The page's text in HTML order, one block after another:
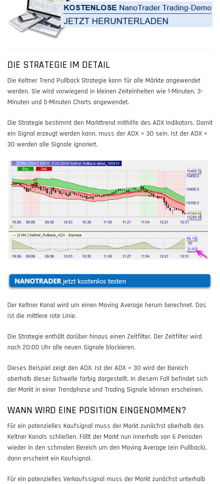
DIE STRATEGIE IM DETAIL
Die Keltner Trend Pullback Strategie kann für alle Märkte angewendet
werden. Sie wird vorwiegend in kleinen Zeiteinheiten wie 1-Minuten, 3-
Minuten und 5-Minuten Charts angewendet.
Die Strategie bestimmt den Markttrend mithilfe des ADX Indikators. Damit
ein Signal erzeugt werden kann, muss der ADX > 30 sein. Ist der ADX <
30 werden alle Signale ignoriert.
Der Keltner Kanal wird um einen Moving Average herum berechnet. Das
ist die mittlere rote Linie.
Die Strategie enthält darüber hinaus einen Zeitfilter. Der Zeitfilter wird
nach 20:00 Uhr alle neuen Signale blockieren.
Dieses Beispiel zeigt den ADX. Ist der ADX > 30 wird der Bereich
oberhalb dieser Schwelle farbig dargestellt. In diesem Fall befindet sich
der Markt in einer Trendphase und Trading Signale können erscheinen.
WANN WIRD EINE POSITION EINGENOMMEN?
Für ein potenzielles Kaufsignal muss der Markt zunächst oberhalb des
Keltner Kanals schließen. Fällt der Markt nun innerhalb von 6 Perioden
wieder in den schmalen Bereich um den Moving Average (ein Pullback),
dann erscheint ein Kaufsignal.
Für ein potenzielles Verkaufssignal muss der Markt zunächst unterhalb